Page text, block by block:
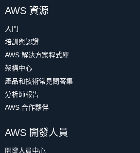
AWS 資源
入門
培訓與認證
AWS 解決方案程式庫
架構中心
產品和技術常見問答集
分析師報告
AWS 合作夥伴
AWS 開發人員
開發人員中心